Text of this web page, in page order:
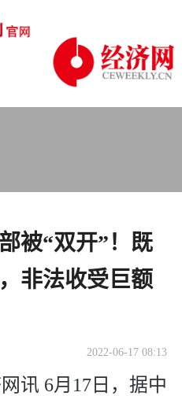
被“双开”！既
非法收受巨额
2022-06-17 08:13
讯 6月17日，据中